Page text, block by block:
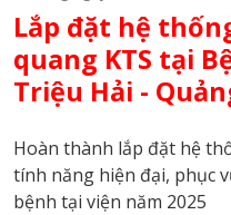
Lắp đặt hệ
quang KTS tại
Triệu Hải -
Hoàn thành lắp đặt hệ
tính năng hiện đại, phục
bệnh tại viện năm 2025